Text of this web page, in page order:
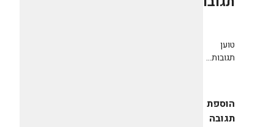
טוען
תגובות...
הוספת
תגובה